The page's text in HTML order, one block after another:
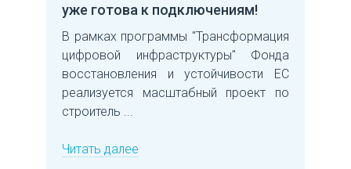
уже готова к подключениям!
В рамках программы "Трансформация
цифровой инфраструктуры" Фонда
восстановления и устойчивости ЕС
реализуется масштабный проект по
строитель ...
Читать далее